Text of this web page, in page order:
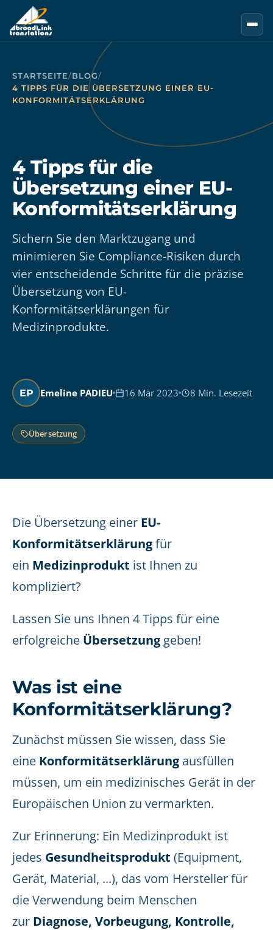
Zum Hauptinhalt springen
STARTSEITE/BLOG/
4 TIPPS FÜR DIE ÜBERSETZUNG EINER EU-
KONFORMITÄTSERKLÄRUNG
4 Tipps für die
Übersetzung einer EU-
Konformitätserklärung
Sichern Sie den Marktzugang und
minimieren Sie Compliance-Risiken durch
vier entscheidende Schritte für die präzise
Übersetzung von EU-
Konformitätserklärungen für
Medizinprodukte.
EP Emeline PADIEU 16 Mär 2023 8 Min. Lesezeit
Übersetzung
Die Übersetzung einer EU-
Konformitätserklärungfür
ein Medizinprodukt ist Ihnen zu
kompliziert?
Lassen Sie uns Ihnen 4 Tipps für eine
erfolgreiche Übersetzung geben!
Was ist eine
Konformitätserklärung?
Zunächst müssen Sie wissen, dass Sie
eine Konformitätserklärung ausfüllen
müssen, um ein medizinisches Gerät in der
Europäischen Union zu vermarkten.
Zur Erinnerung: Ein Medizinprodukt ist
jedes Gesundheitsprodukt (Equipment,
Gerät, Material, ...), das vom Hersteller für
die Verwendung beim Menschen
zur Diagnose, Vorbeugung, Kontrolle,